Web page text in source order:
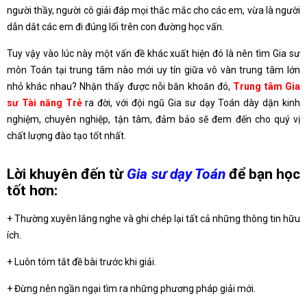
người thầy, người cô giải đáp mọi thắc mắc cho các em, vừa là người
dẫn dắt các em đi đúng lối trên con đường học vấn.
Tuy vậy vào lúc này một vấn đề khác xuất hiện đó là nên tìm Gia sư
môn Toán tại trung tâm nào mới uy tín giữa vô vàn trung tâm lớn
nhỏ khác nhau? Nhận thấy được nỗi băn khoăn đó, Trung tâm Gia
sư Tài năng Trẻra đời, với đội ngũ Gia sư dạy Toán dày dặn kinh
nghiệm, chuyên nghiệp, tận tâm, đảm bảo sẽ đem đến cho quý vị
chất lượng đào tạo tốt nhất.
Lời khuyên đến từ Gia sư dạy Toánđể bạn học
tốt hơn:
+ Thường xuyên lắng nghe và ghi chép lại tất cả những thông tin hữu
ích.
+ Luôn tóm tắt đề bài trước khi giải.
+ Đừng nên ngần ngại tìm ra những phương pháp giải mới.